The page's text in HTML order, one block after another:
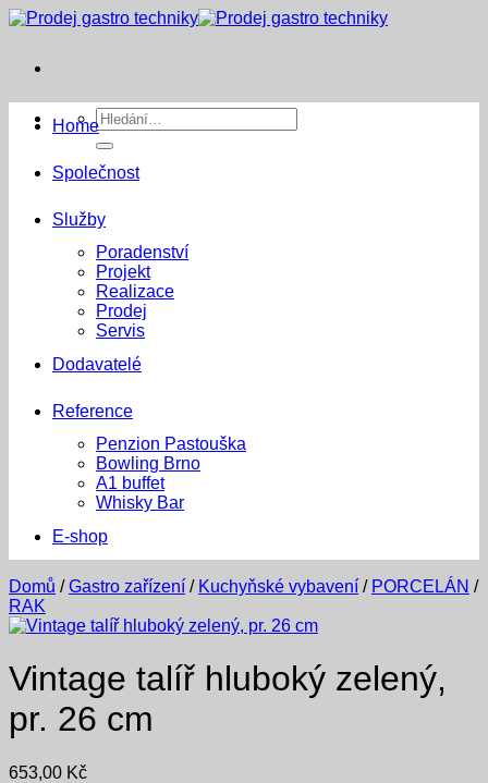
Přeskočit
Hledat:
Home
Společnost
Služby
Poradenství
Projekt
Realizace
Prodej
Servis
Dodavatelé
Reference
Penzion Pastouška
Bowling Brno
A1 buffet
Whisky Bar
E-shop
Domů / Gastro zařízení / Kuchyňské vybavení / PORCELÁN /
RAK
Vintage talíř hluboký zelený,
pr. 26 cm
653,00 Kč